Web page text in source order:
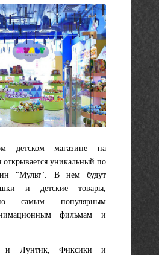
детском магазине на
уникальный по
"Мульт". В нем будут
и детские товары,
самым популярным
фильмам и
и Лунтик, Фиксики и